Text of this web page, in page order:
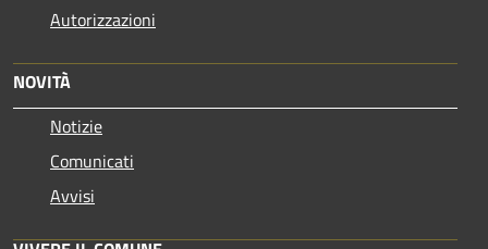
Autorizzazioni
NOVITÀ
Notizie
Comunicati
Avvisi